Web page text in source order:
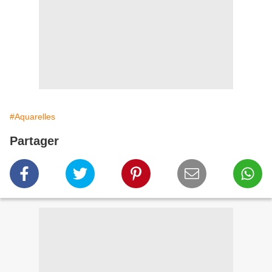
#Aquarelles
Partager